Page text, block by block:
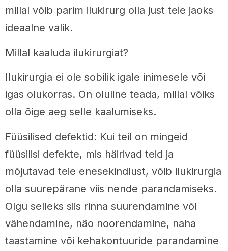
millal võib parim ilukirurg olla just teie jaoks
ideaalne valik.
Millal kaaluda ilukirurgiat?
Ilukirurgia ei ole sobilik igale inimesele või
igas olukorras. On oluline teada, millal võiks
olla õige aeg selle kaalumiseks.
Füüsilised defektid: Kui teil on mingeid
füüsilisi defekte, mis häirivad teid ja
mõjutavad teie enesekindlust, võib ilukirurgia
olla suurepärane viis nende parandamiseks.
Olgu selleks siis rinna suurendamine või
vähendamine, näo noorendamine, naha
taastamine või kehakontuuride parandamine